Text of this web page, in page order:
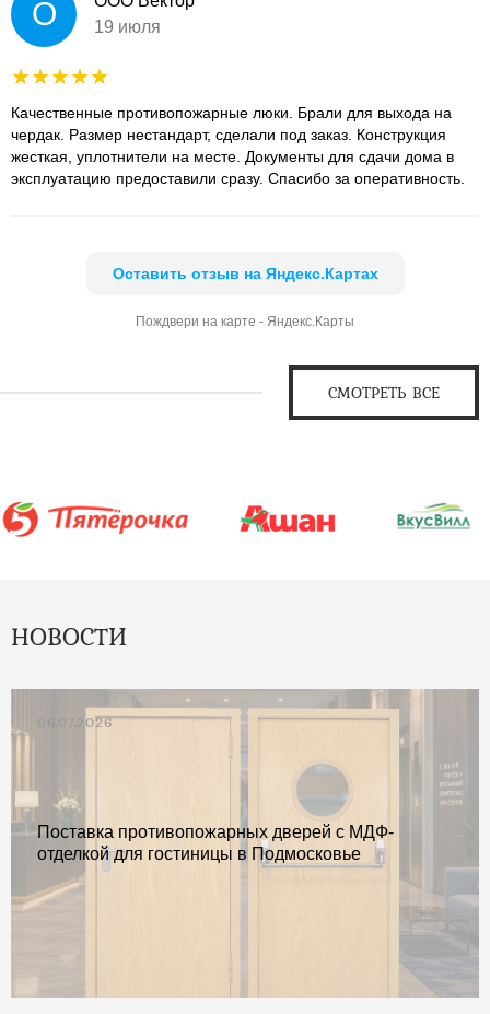
О
19 июля
Качественные противопожарные люки. Брали для выхода на
чердак. Размер нестандарт, сделали под заказ. Конструкция
жесткая, уплотнители на месте. Документы для сдачи дома в
эксплуатацию предоставили сразу. Спасибо за оперативность.
Оставить отзыв на Яндекс.Картах
Пождвери на карте - Яндекс.Карты
СМОТРЕТЬ ВСЕ
НОВОСТИ
06.07.2026
Поставка противопожарных дверей с МДФ-
отделкой для гостиницы в Подмосковье